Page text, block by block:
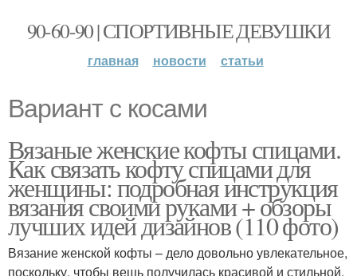
90-60-90 | СПОРТИВНЫЕ ДЕВУШКИ
главная новости статьи
Вариант с косами
Вязаные женские кофты спицами.
Как связать кофту спицами для
женщины: подробная инструкция
вязания своими руками + обзоры
лучших идей дизайнов (110 фото)
Вязание женской кофты – дело довольно увлекательное,
поскольку, чтобы вещь получилась красивой и стильной,